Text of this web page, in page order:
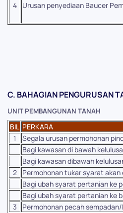
4 Urusan penyediaan Baucer
C. BAHAGIAN PENGURUSAN
UNIT PEMBANGUNAN TANAH
BIL PERKARA
1
Segala urusan permohonan
Bagi kawasan di bawah
Bagi kawasan dibawah
2
Permohonan tukar syarat akan
Bagi ubah syarat pertanian ke
Bagi ubah syarat pertanian ke
3
Permohonan pecah